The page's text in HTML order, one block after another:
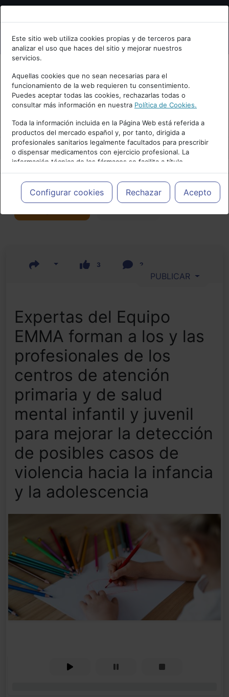
Bienvenid@ a psiquiatria.com
Escribe tu Email
Accede o regístrate con tu email.
Cancelar
Este sitio web utiliza cookies propias y de terceros para
analizar el uso que haces del sitio y mejorar nuestros
servicios.
Aquellas cookies que no sean necesarias para el
funcionamiento de la web requieren tu consentimiento.
Puedes aceptar todas las cookies, rechazarlas todas o
consultar más información en nuestra Política de Cookies.
Toda la información incluida en la Página Web está referida a
productos del mercado español y, por tanto, dirigida a
profesionales sanitarios legalmente facultados para prescribir
o dispensar medicamentos con ejercicio profesional. La
información técnica de los fármacos se facilita a título
meramente informativo, siendo responsabilidad de los
profesionales facultados prescribir medicamentos y decidir, en
cada caso concreto, el tratamiento más adecuado a las
necesidades del paciente.
Configurar cookies Rechazar Acepto
Actualidad y Artículos|Salud mental
3 2
PUBLICAR
Expertas del Equipo
EMMA forman a los y las
profesionales de los
centros de atención
primaria y de salud
mental infantil y juvenil
para mejorar la detección
de posibles casos de
violencia hacia la infancia
y la adolescencia